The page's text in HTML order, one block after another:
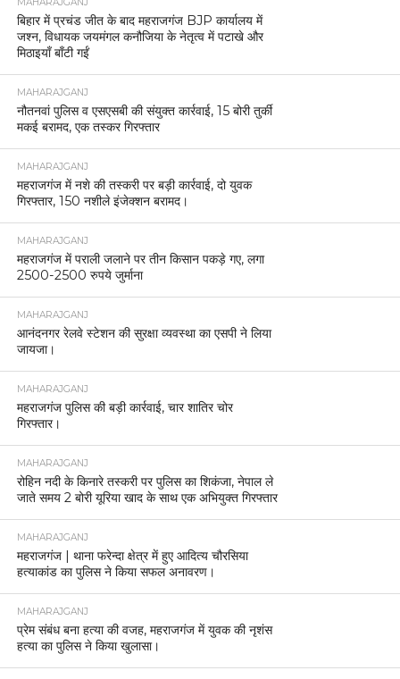
MAHARAJGANJ
बिहार में प्रचंड जीत के बाद महराजगंज BJP कार्यालय में
जश्न, विधायक जयमंगल कनौजिया के नेतृत्व में पटाखे और
मिठाइयाँ बाँटी गईं
MAHARAJGANJ
नौतनवां पुलिस व एसएसबी की संयुक्त कार्रवाई, 15 बोरी तुर्की
मकई बरामद, एक तस्कर गिरफ्तार
MAHARAJGANJ
महराजगंज में नशे की तस्करी पर बड़ी कार्रवाई, दो युवक
गिरफ्तार, 150 नशीले इंजेक्शन बरामद।
MAHARAJGANJ
महराजगंज में पराली जलाने पर तीन किसान पकड़े गए, लगा
2500-2500 रुपये जुर्माना
MAHARAJGANJ
आनंदनगर रेलवे स्टेशन की सुरक्षा व्यवस्था का एसपी ने लिया
जायजा।
MAHARAJGANJ
महराजगंज पुलिस की बड़ी कार्रवाई, चार शातिर चोर
गिरफ्तार।
MAHARAJGANJ
रोहिन नदी के किनारे तस्करी पर पुलिस का शिकंजा, नेपाल ले
जाते समय 2 बोरी यूरिया खाद के साथ एक अभियुक्त गिरफ्तार
MAHARAJGANJ
महराजगंज | थाना फरेन्दा क्षेत्र में हुए आदित्य चौरसिया
हत्याकांड का पुलिस ने किया सफल अनावरण।
MAHARAJGANJ
प्रेम संबंध बना हत्या की वजह, महराजगंज में युवक की नृशंस
हत्या का पुलिस ने किया खुलासा।